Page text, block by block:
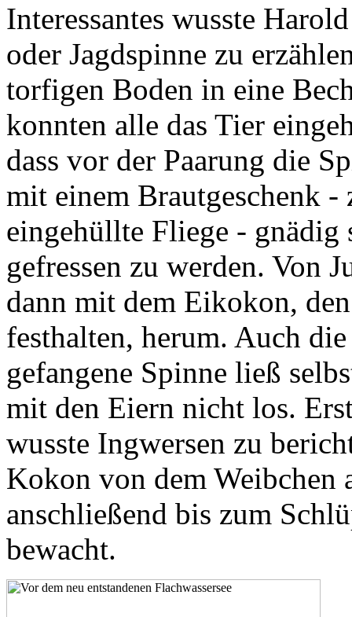
Interessantes wusste
oder Jagdspinne zu
torfigen Boden in eine
konnten alle das Tier
dass vor der Paarung die
mit einem Brautgeschenk
eingehüllte Fliege -
gefressen zu werden. Von
dann mit dem Eikokon,
festhalten, herum. Auch
gefangene Spinne ließ
mit den Eiern nicht los.
wusste Ingwersen zu
Kokon von dem Weibchen
anschließend bis zum
bewacht.